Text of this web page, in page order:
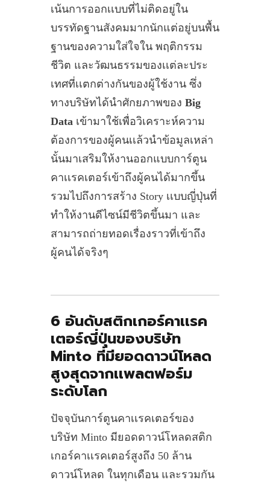
เน้นการออกเเบบที่ไม่ติดอยู่ใน
บรรทัดฐานสังคมมากนักแต่อยู่บนพื้น
ฐานของความใส่ใจใน พฤติกรรม
ชีวิต และวัฒนธรรมของเเต่ละประ
เทศที่เเตกต่างกันของผู้ใช้งาน ซึ่ง
ทางบริษัทได้นำศักยภาพของ Big
Data เข้ามาใช้เพื่อวิเคราะห์ความ
ต้องการของผู้คนเเล้วนำข้อมูลเหล่า
นั้นมาเสริมให้งานออกแบบการ์ตูน
คาเเรคเตอร์เข้าถึงผู้คนได้มากขึ้น
รวมไปถึงการสร้าง Story เเบบญี่ปุ่นที่
ทำให้งานดีไซน์มีชีวิตขึ้นมา และ
สามารถถ่ายทอดเรื่องราวที่เข้าถึง
ผู้คนได้จริงๆ
6 อันดับสติกเกอร์คาเเรค
เตอร์ญี่ปุ่นของบริษัท
Minto ที่มียอดดาวน์โหลด
สูงสุดจากเเพลตฟอร์ม
ระดับโลก
ปัจจุบันการ์ตูนคาเเรคเตอร์ของ
บริษัท Minto มียอดดาวน์โหลดสติก
เกอร์คาเเรคเตอร์สูงถึง 50 ล้าน
ดาวน์โหลด ในทุกเดือน และรวมกัน